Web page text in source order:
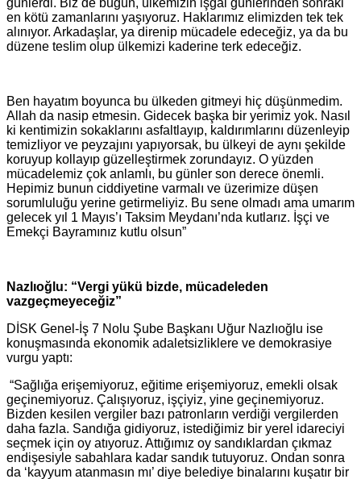
en kötü zamanlarını yaşıyoruz. Haklarımız elimizden tek tek
alınıyor. Arkadaşlar, ya direnip mücadele edeceğiz, ya da bu
düzene teslim olup ülkemizi kaderine terk edeceğiz.
Ben hayatım boyunca bu ülkeden gitmeyi hiç düşünmedim.
Allah da nasip etmesin. Gidecek başka bir yerimiz yok. Nasıl
ki kentimizin sokaklarını asfaltlayıp, kaldırımlarını düzenleyip
temizliyor ve peyzajını yapıyorsak, bu ülkeyi de aynı şekilde
koruyup kollayıp güzelleştirmek zorundayız. O yüzden
mücadelemiz çok anlamlı, bu günler son derece önemli.
Hepimiz bunun ciddiyetine varmalı ve üzerimize düşen
sorumluluğu yerine getirmeliyiz. Bu sene olmadı ama umarım
gelecek yıl 1 Mayıs’ı Taksim Meydanı’nda kutlarız. İşçi ve
Emekçi Bayramınız kutlu olsun”
Nazlıoğlu: “Vergi yükü bizde, mücadeleden
vazgeçmeyeceğiz”
DİSK Genel-İş 7 Nolu Şube Başkanı Uğur Nazlıoğlu ise
konuşmasında ekonomik adaletsizliklere ve demokrasiye
vurgu yaptı:
“Sağlığa erişemiyoruz, eğitime erişemiyoruz, emekli olsak
geçinemiyoruz. Çalışıyoruz, işçiyiz, yine geçinemiyoruz.
Bizden kesilen vergiler bazı patronların verdiği vergilerden
daha fazla. Sandığa gidiyoruz, istediğimiz bir yerel idareciyi
seçmek için oy atıyoruz. Attığımız oy sandıklardan çıkmaz
endişesiyle sabahlara kadar sandık tutuyoruz. Ondan sonra
da ‘kayyum atanmasın mı’ diye belediye binalarını kuşatır bir